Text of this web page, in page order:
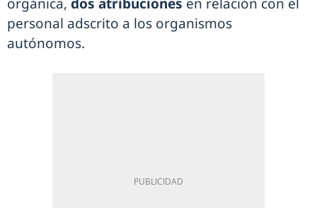
personal adscrito a los organismos
autónomos.